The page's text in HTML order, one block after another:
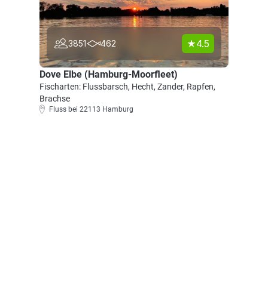
3851 462 4.5
Dove Elbe (Hamburg-Moorfleet)
Fischarten: Flussbarsch, Hecht, Zander, Rapfen,
Brachse
Fluss bei 22113 Hamburg